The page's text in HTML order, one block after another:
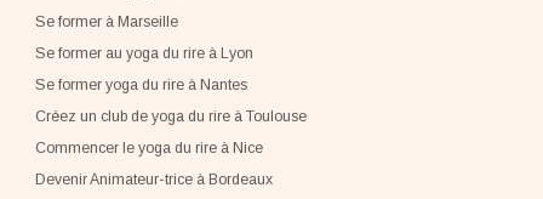
Se former à Marseille
Se former au yoga du rire à Lyon
Se former yoga du rire à Nantes
Créez un club de yoga du rire à Toulouse
Commencer le yoga du rire à Nice
Devenir Animateur-trice à Bordeaux